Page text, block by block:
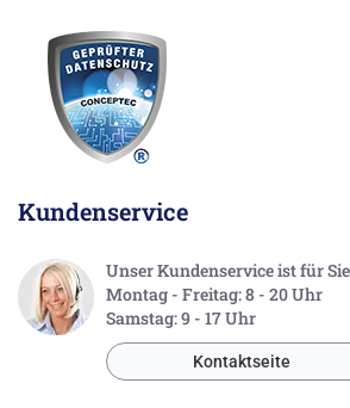
Kundenservice
Unser Kundenservice ist für
Montag - Freitag: 8 - 20 Uhr
Samstag: 9 - 17 Uhr
Kontaktseite